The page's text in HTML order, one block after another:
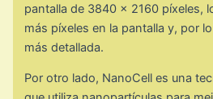
pantalla de 3840 x 2160 píxeles,
más píxeles en la pantalla y, por
más detallada.
Por otro lado, NanoCell es una